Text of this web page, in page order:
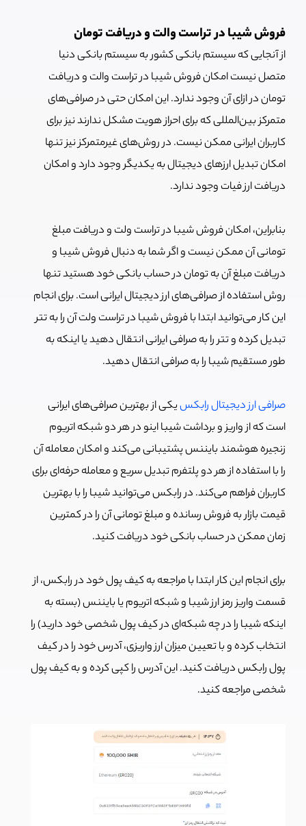
فروش شیبا در تراست والت و دریافت تومان
از آنجایی که سیستم بانکی کشور به سیستم بانکی دنیا
متصل نیست امکان فروش شیبا در تراست والت و دریافت
تومان در ازای آن وجود ندارد. این امکان حتی در صرافی‌های
متمرکز بین‌المللی که برای احراز هویت مشکل ندارند نیز برای
کاربران ایرانی ممکن نیست. در روش‌های غیرمتمرکز نیز تنها
امکان تبدیل ارزهای دیجیتال به یکدیگر وجود دارد و امکان
دریافت ارز فیات وجود ندارد.
بنابراین، امکان فروش شیبا در تراست ولت و دریافت مبلغ
تومانی آن ممکن نیست و اگر شما به دنبال فروش شیبا و
دریافت مبلغ آن به تومان در حساب بانکی خود هستید تنها
روش استفاده از صرافی‌های ارز دیجیتال ایرانی است. برای انجام
این کار می‌توانید ابتدا با فروش شیبا در تراست ولت آن را به تتر
تبدیل کرده و تتر را به صرافی ایرانی انتقال دهید یا اینکه به
طور مستقیم شیبا را به صرافی انتقال دهید.
صرافی ارز دیجیتال رابکسیکی از بهترین صرافی‌های ایرانی
است که از واریز و برداشت شیبا اینو در هر دو شبکه اتریوم
زنجیره هوشمند بایننس پشتیبانی می‌کند و امکان معامله آن
را با استفاده از هر دو پلتفرم تبدیل سریع و معامله حرفه‌ای برای
کاربران فراهم می‌کند. در رابکس می‌توانید شیبا را با بهترین
قیمت بازار به فروش رسانده و مبلغ تومانی آن را در کمترین
زمان ممکن در حساب بانکی خود دریافت کنید.
برای انجام این کار ابتدا با مراجعه به کیف پول خود در رابکس، از
قسمت واریز رمز ارز شیبا و شبکه اتریوم یا بایننس (بسته به
اینکه شیبا را در چه شبکه‌ای در کیف پول شخصی خود دارید) را
انتخاب کرده و با تعیین میزان ارز واریزی، آدرس خود را در کیف
پول رابکس دریافت کنید. این آدرس را کپی کرده و به کیف پول
شخصی مراجعه کنید.